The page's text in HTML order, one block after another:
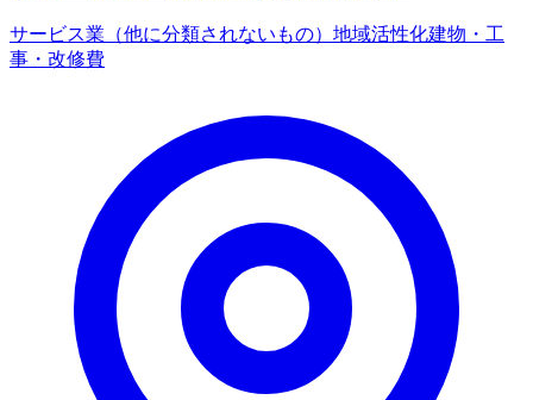
サービス業（他に分類されないもの） 地域活性化建物・工
事・改修費